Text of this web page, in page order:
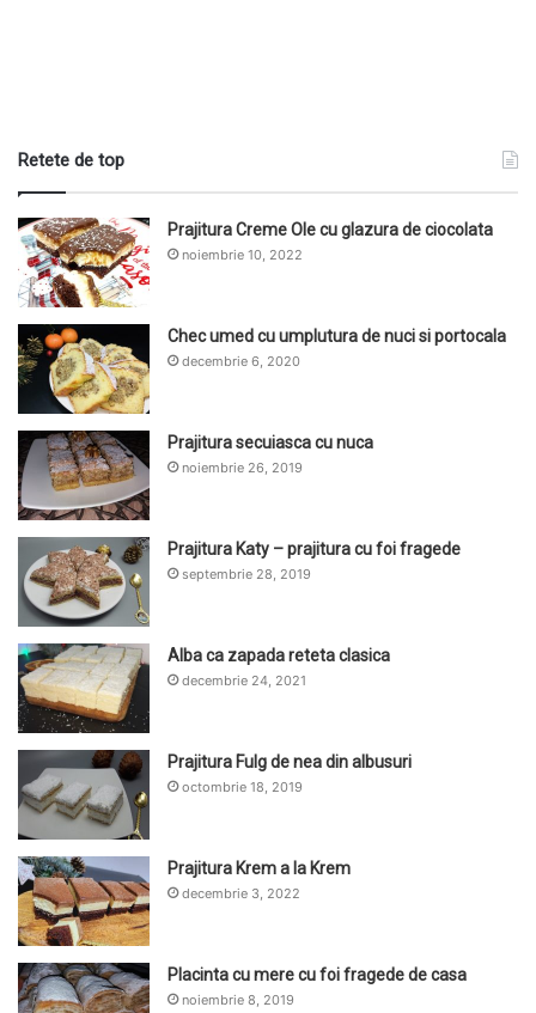
Retete de top
Prajitura Creme Ole cu glazura de ciocolata
noiembrie 10, 2022
Chec umed cu umplutura de nuci si portocala
decembrie 6, 2020
Prajitura secuiasca cu nuca
noiembrie 26, 2019
Prajitura Katy – prajitura cu foi fragede
septembrie 28, 2019
Alba ca zapada reteta clasica
decembrie 24, 2021
Prajitura Fulg de nea din albusuri
octombrie 18, 2019
Prajitura Krem a la Krem
decembrie 3, 2022
Placinta cu mere cu foi fragede de casa
noiembrie 8, 2019